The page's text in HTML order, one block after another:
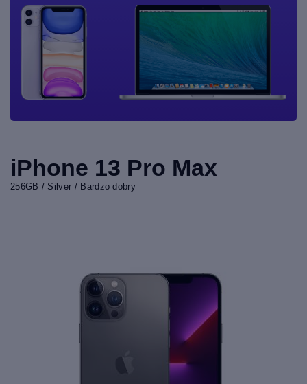
iPhone 13 Pro Max
256GB / Silver / Bardzo dobry